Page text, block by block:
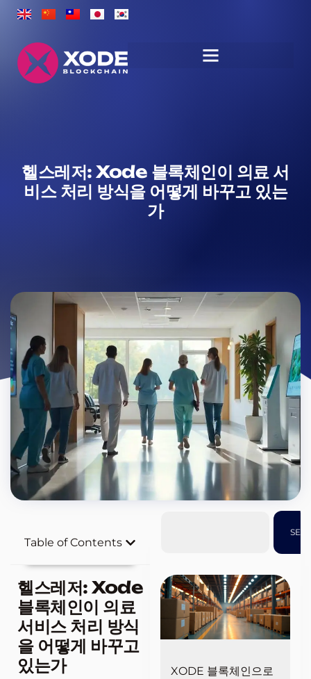
헬스레저: Xode 블록체인이 의료 서
비스 처리 방식을 어떻게 바꾸고 있는
가
Table of Contents
헬스레저: Xode
블록체인이 의료
서비스 처리 방식
을 어떻게 바꾸고
있는가
XODE 블록체인으로